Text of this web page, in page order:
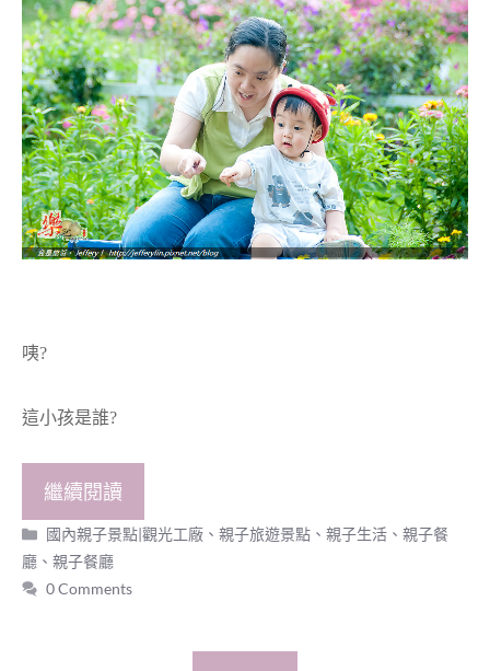
咦?
這小孩是誰?
繼續閱讀
分
類
國內親子景點|觀光工廠 、親子旅遊景點 、親子生活 、親子餐
廳 、 親子餐廳
0 Comments